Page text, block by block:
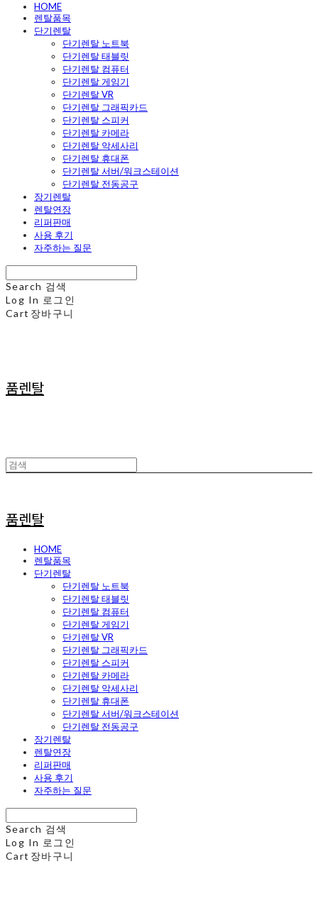
HOME
렌탈품목
단기렌탈
단기렌탈 노트북
단기렌탈 태블릿
단기렌탈 컴퓨터
단기렌탈 게임기
단기렌탈 VR
단기렌탈 그래픽카드
단기렌탈 스피커
단기렌탈 카메라
단기렌탈 악세사리
단기렌탈 휴대폰
단기렌탈 서버/워크스테이션
단기렌탈 전동공구
장기렌탈
렌탈연장
리퍼판매
사용 후기
자주하는 질문
Search 검색
Log In 로그인
Cart 장바구니
품렌탈
품렌탈
HOME
렌탈품목
단기렌탈
단기렌탈 노트북
단기렌탈 태블릿
단기렌탈 컴퓨터
단기렌탈 게임기
단기렌탈 VR
단기렌탈 그래픽카드
단기렌탈 스피커
단기렌탈 카메라
단기렌탈 악세사리
단기렌탈 휴대폰
단기렌탈 서버/워크스테이션
단기렌탈 전동공구
장기렌탈
렌탈연장
리퍼판매
사용 후기
자주하는 질문
Search 검색
Log In 로그인
Cart 장바구니